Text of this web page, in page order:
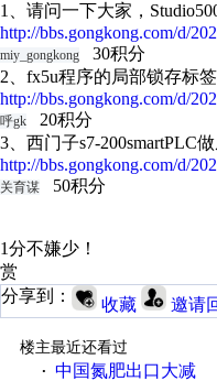
1、请问一下大家，
http://bbs.gongkong.com/d/
miy_gongkong
30积分
2、fx5u程序的局部锁存标
http://bbs.gongkong.com/d/
呼gk
20积分
3、西门子s7-200smartPLC
http://bbs.gongkong.com/d/
关育谋 50积分
1分不嫌少！
赏
分享到：
收藏 邀请
楼主最近还看过
· 中国氮肥出口大减